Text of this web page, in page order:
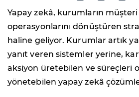
Yapay zekâ, kurumların
operasyonlarını dönüştüren
haline geliyor. Kurumlar artık
yanıt veren sistemler yerine,
aksiyon üretebilen ve süreçleri
yönetebilen yapay zekâ